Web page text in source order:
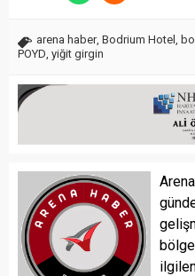
arena haber, Bodrium Hotel
POYD yiğit girgin